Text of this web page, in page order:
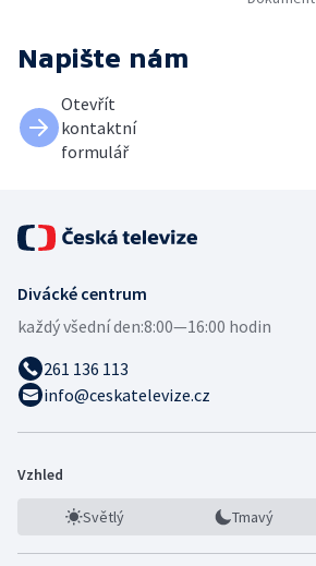
Napište nám
Otevřít
kontaktní
formulář
Divácké centrum
každý všední den:8:00—16:00 hodin
261 136 113
info@ceskatelevize.cz
Vzhled
Světlý Tmavý